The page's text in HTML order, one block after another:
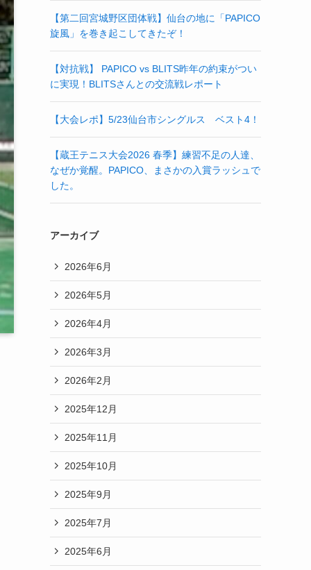
【第二回宮城野区団体戦】仙台の地に「PAPICO
旋風」を巻き起こしてきたぞ！
【対抗戦】 PAPICO vs BLITS昨年の約束がつい
に実現！BLITSさんとの交流戦レポート
【大会レポ】5/23仙台市シングルス ベスト4！
【蔵王テニス大会2026 春季】練習不足の人達、
なぜか覚醒。PAPICO、まさかの入賞ラッシュで
した。
アーカイブ
2026年6月
2026年5月
2026年4月
2026年3月
2026年2月
2025年12月
2025年11月
2025年10月
2025年9月
2025年7月
2025年6月